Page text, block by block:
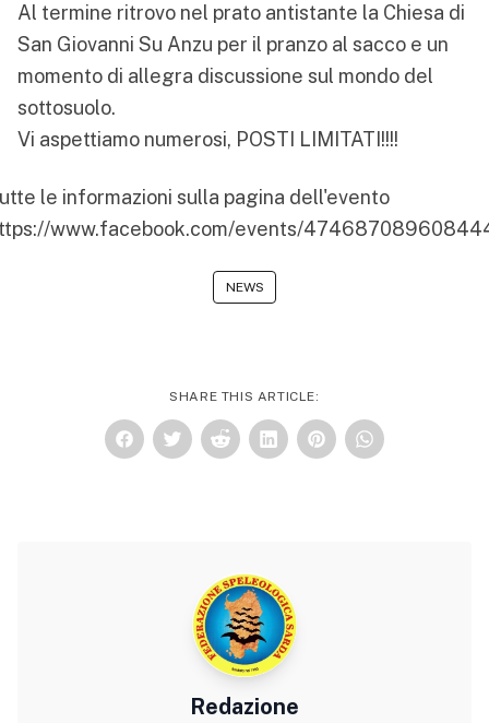
Al termine ritrovo nel prato antistante la Chiesa di
San Giovanni Su Anzu per il pranzo al sacco e un
momento di allegra discussione sul mondo del
sottosuolo.
Vi aspettiamo numerosi, POSTI LIMITATI!!!!
le informazioni sulla pagina dell'evento
www.facebook.com/events/
NEWS
SHARE THIS ARTICLE:
Redazione